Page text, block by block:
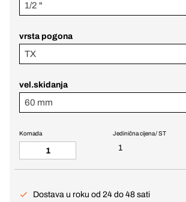
1/2 "
vrsta pogona
TX
vel.skidanja
60 mm
Jedinična cijena / ST
1
Komada
Dostava u roku od 24 do 48 sati